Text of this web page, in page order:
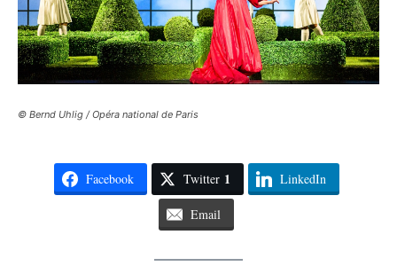
© Bernd Uhlig / Opéra national de Paris
Facebook Twitter 1 LinkedIn
Email